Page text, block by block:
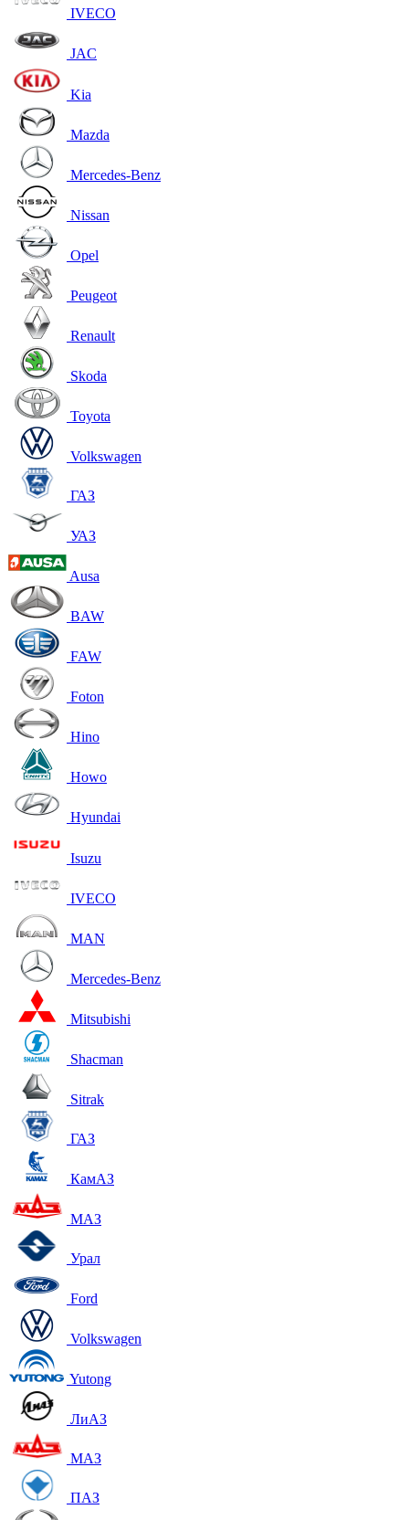
IVECO
JAC
Kia
Mazda
Mercedes-Benz
Nissan
Opel
Peugeot
Renault
Skoda
Toyota
Volkswagen
ГАЗ
УАЗ
Ausa
BAW
FAW
Foton
Hino
Howo
Hyundai
Isuzu
IVECO
MAN
Mercedes-Benz
Mitsubishi
Shacman
Sitrak
ГАЗ
КамАЗ
МАЗ
Урал
Ford
Volkswagen
Yutong
ЛиАЗ
МАЗ
ПАЗ